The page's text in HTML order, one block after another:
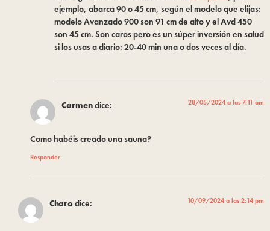
ejemplo, abarca 90 o 45 cm, según el modelo que elijas:
modelo Avanzado 900 son 91 cm de alto y el Avd 450
son 45 cm. Son caros pero es un súper inversión en salud
si los usas a diario: 20-40 min una o dos veces al día.
Carmendice: 28/05/2024 a las 7:11 am
Como habéis creado una sauna?
Responder
Charodice: 10/09/2024 a las 2:14 pm